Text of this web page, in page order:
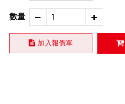
數量
加入報價單